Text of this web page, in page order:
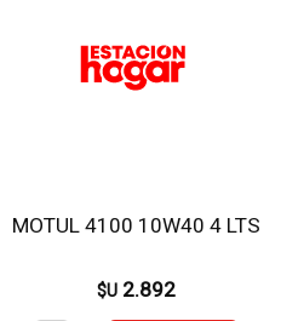
MOTUL 4100 10W40 4 LTS
$U 2.892